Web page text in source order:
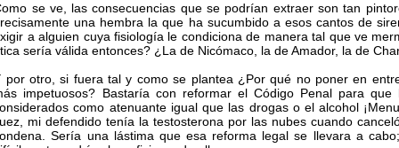
se ve, las consecuencias que se podrían extraer son tan
una hembra la que ha sucumbido a esos cantos de
a alguien cuya fisiología le condiciona de manera tal que ve
sería válida entonces? ¿La de Nicómaco, la de Amador, la de
por otro, si fuera tal y como se plantea ¿Por qué no poner en
impetuosos? Bastaría con reformar el Código Penal para
como atenuante igual que las drogas o el alcohol
mi defendido tenía la testosterona por las nubes cuando
Sería una lástima que esa reforma legal se llevara a